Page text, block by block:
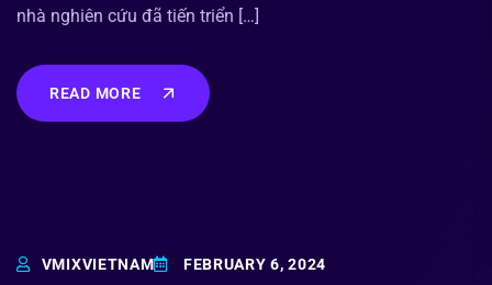
nhà nghiên cứu đã tiến triển […]
READ MORE
VMIXVIETNAM FEBRUARY 6, 2024